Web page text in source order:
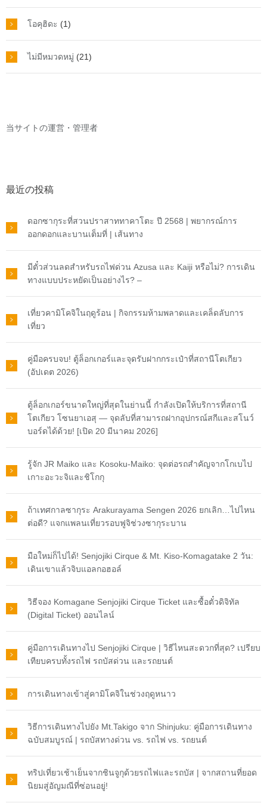
โอคุฮิดะ (1)
ไม่มีหมวดหมู่ (21)
当サイトの運営・管理者
最近の投稿
ดอกซากุระที่สวนปราสาททาคาโตะ ปี 2568 | พยากรณ์การ
ออกดอกและบานเต็มที่ | เส้นทาง
มีตั๋วส่วนลดสำหรับรถไฟด่วน Azusa และ Kaiji หรือไม่? การเดิน
ทางแบบประหยัดเป็นอย่างไร? –
เที่ยวคามิโคจิในฤดูร้อน | กิจกรรมห้ามพลาดและเคล็ดลับการ
เที่ยว
คู่มือครบจบ! ตู้ล็อกเกอร์และจุดรับฝากกระเป๋าที่สถานีโตเกียว
(อัปเดต 2026)
ตู้ล็อกเกอร์ขนาดใหญ่ที่สุดในย่านนี้ กำลังเปิดให้บริการที่สถานี
โตเกียว โซนยาเอสุ — จุดลับที่สามารถฝากอุปกรณ์สกีและสโนว์
บอร์ดได้ด้วย! [เปิด 20 มีนาคม 2026]
รู้จัก JR Maiko และ Kosoku-Maiko: จุดต่อรถสำคัญจากโกเบไป
เกาะอะวะจิและชิโกกุ
ถ้าเทศกาลซากุระ Arakurayama Sengen 2026 ยกเลิก…ไปไหน
ต่อดี? แจกแพลนเที่ยวรอบฟูจิช่วงซากุระบาน
มือใหม่ก็ไปได้! Senjojiki Cirque & Mt. Kiso-Komagatake 2 วัน:
เดินเขาแล้วจิบแอลกอฮอล์
วิธีจอง Komagane Senjojiki Cirque Ticket และซื้อตั๋วดิจิทัล
(Digital Ticket) ออนไลน์
คู่มือการเดินทางไป Senjojiki Cirque | วิธีไหนสะดวกที่สุด? เปรียบ
เทียบครบทั้งรถไฟ รถบัสด่วน และรถยนต์
การเดินทางเข้าสู่คามิโคจิในช่วงฤดูหนาว
วิธีการเดินทางไปยัง Mt.Takigo จาก Shinjuku: คู่มือการเดินทาง
ฉบับสมบูรณ์ | รถบัสทางด่วน vs. รถไฟ vs. รถยนต์
ทริปเที่ยวเช้าเย็นจากชินจูกุด้วยรถไฟและรถบัส | จากสถานที่ยอด
นิยมสู่อัญมณีที่ซ่อนอยู่!